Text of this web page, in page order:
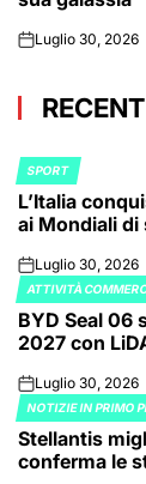
onLuglio 30, 2026
POSTED
IN
SPORT
L’Italia
ai Mondiali di
onLuglio 30, 2026
POSTED
IN
ATTIVITÀ
BYD Seal 06
2027 con
onLuglio 30, 2026
POSTED
IN
NOTIZIE IN PRIMO
Stellantis
conferma le